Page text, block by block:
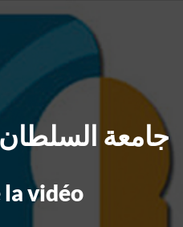
جامعة
vidéo